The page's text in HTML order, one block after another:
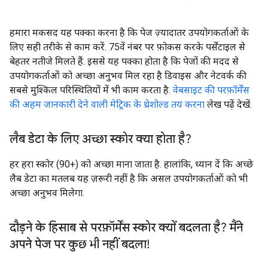
हमारा मकसद यह पक्का करना है कि पेज ज़्यादातर उपयोगकर्ताओं के
लिए सही तरीके से काम करें. 75वें नंबर पर फ़ोकस करके पर्सेंटाइल से
बेहतर नतीजे मिलते हैं. इससे यह पक्का होता है कि पेजों की मदद से
उपयोगकर्ताओं को अच्छा अनुभव मिल रहा है डिवाइस और नेटवर्क की
सबसे मुश्किल परिस्थितियों में भी काम करता है. वेबसाइट की परफ़ॉर्मेंस
की अहम जानकारी देने वाली मेट्रिक के थ्रेशोल्ड तय करना लेख पढ़ें देखें.
लैब डेटा के लिए अच्छा स्कोर क्या होता है?
हर हरा स्कोर (90+) को अच्छा माना जाता है. हालांकि, ध्यान दें कि अच्छे
लैब डेटा का मतलब यह ज़रूरी नहीं है कि असल उपयोगकर्ताओं को भी
अच्छा अनुभव मिलेगा.
दौड़ने के हिसाब से परफ़ॉर्मेंस स्कोर क्यों बदलता है? मैंने
अपने पेज पर कुछ भी नहीं बदला!